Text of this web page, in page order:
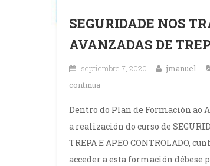
SEGURIDADE NOS
AVANZADAS DE
septiembre 7, 2020 jmanuel
continua
Dentro do Plan de Formación ao
a realización do curso de
TREPA E APEO CONTROLADO,
acceder a esta formación débese